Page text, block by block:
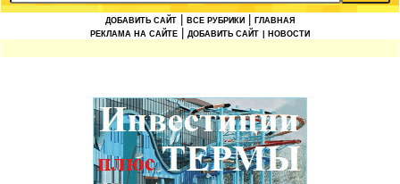
ДОБАВИТЬ САЙТ ВСЕ РУБРИКИ
ГЛАВНАЯ
РЕКЛАМА НА САЙТЕ
ДОБАВИТЬ САЙТ | НОВОСТИ